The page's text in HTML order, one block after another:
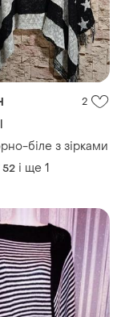
2
біле з зірками
52 і ще 1